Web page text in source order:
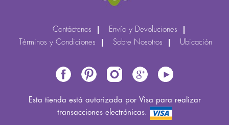
Contáctenos
Envío y Devoluciones
Términos y Condiciones
Sobre Nosotros Ubicación
Esta tienda está autorizada por Visa para realizar
transacciones electrónicas.